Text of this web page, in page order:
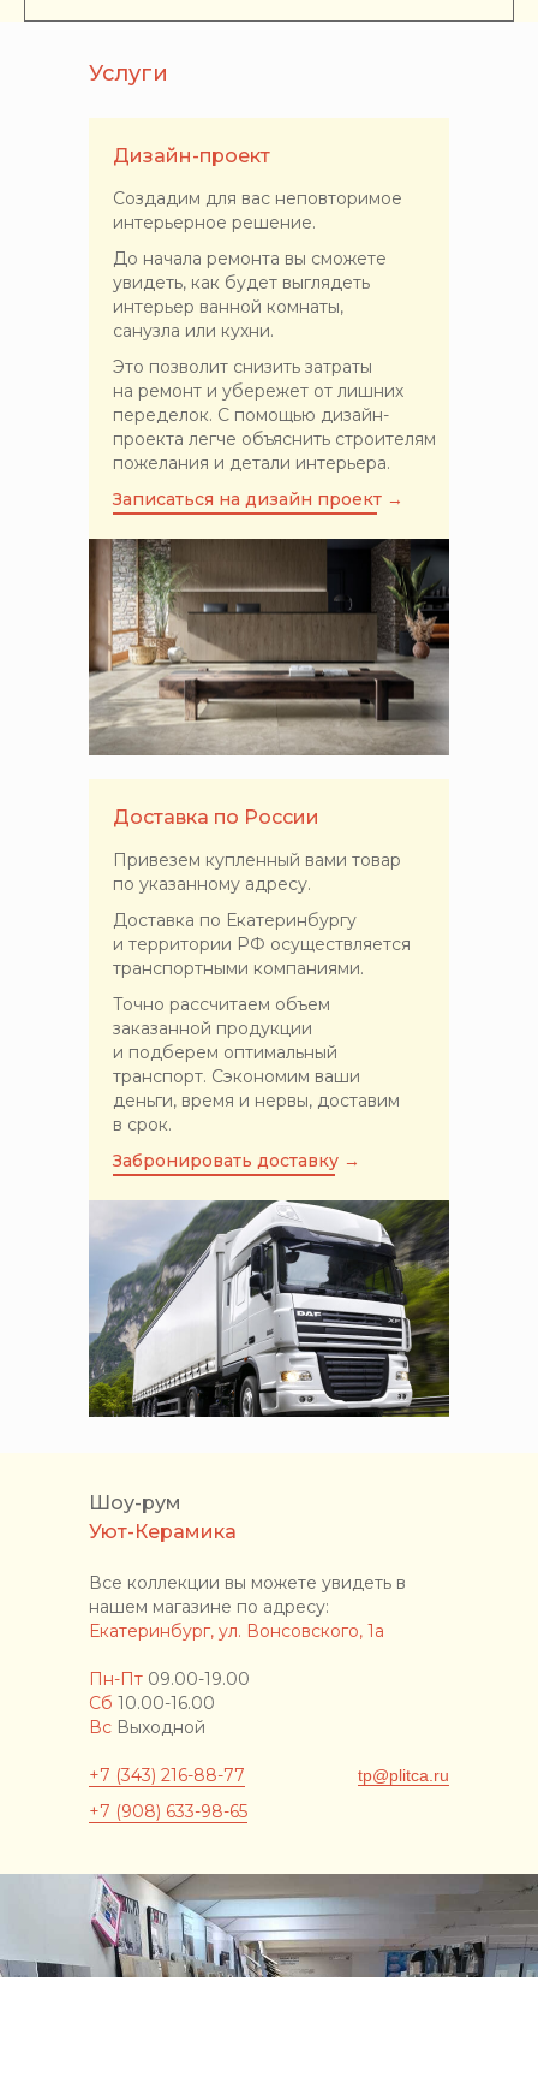
Услуги
Дизайн-проект
Создадим для вас неповторимое
интерьерное решение.
До начала ремонта вы сможете
увидеть, как будет выглядеть
интерьер ванной комнаты,
санузла или кухни.
Это позволит снизить затраты
на ремонт и убережет от лишних
переделок. С помощью дизайн-
проекта легче объяснить строителям
пожелания и детали интерьера.
Доставка по России
Привезем купленный вами товар
по указанному адресу.
Доставка по Екатеринбургу
и территории РФ осуществляется
транспортными компаниями.
Точно рассчитаем объем
заказанной продукции
и подберем оптимальный
транспорт. Сэкономим ваши
деньги, время и нервы, доставим
в срок.
Записаться на дизайн проект →
Забронировать доставку →
Шоу-рум
Уют-Керамика
Все коллекции вы можете увидеть в
нашем магазине по адресу:
Екатеринбург, ул. Вонсовского, 1а
Пн-Пт 09.00-19.00
Сб 10.00-16.00
Вс Выходной
+7 (343) 216-88-77 tp@plitca.ru
+7 (908) 633-98-65